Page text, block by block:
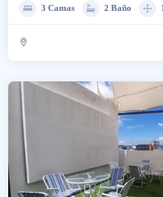
3 Camas 2 Baño